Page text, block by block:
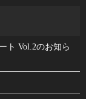
ト Vol.2のお知ら